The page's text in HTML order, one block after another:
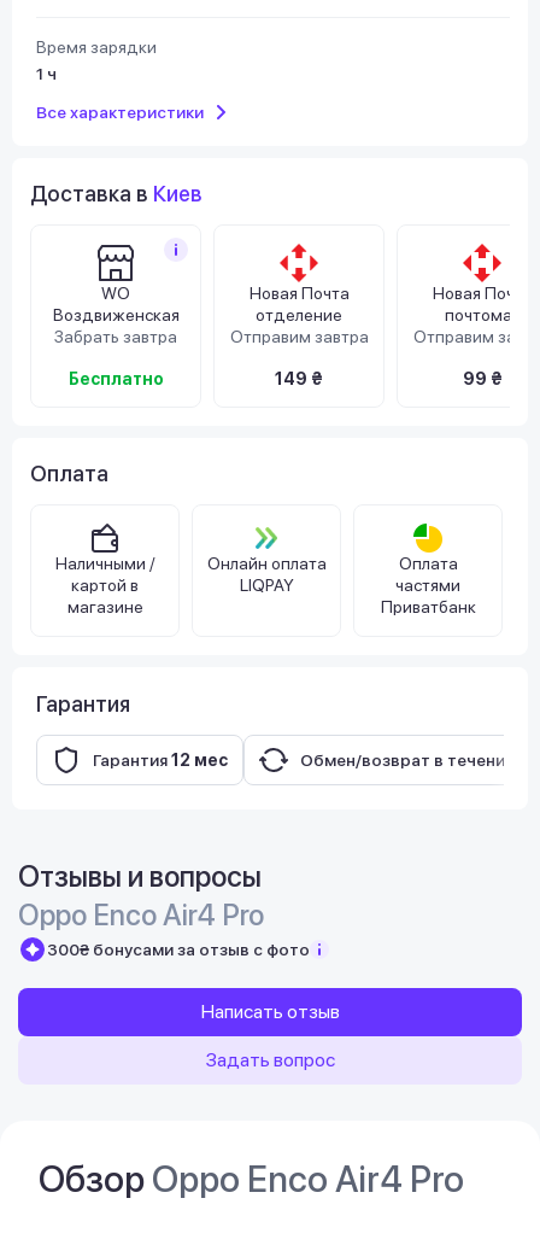
Время зарядки
1 ч
Все характеристики
Доставка в Киев
WO
Воздвиженская
Забрать завтра
Бесплатно
Новая Почта
отделение
Отправим завтра
149 ₴
Новая Почта
почтомат
Отправим
99 ₴
Оплата
Наличными /
картой в
магазине
Онлайн оплата
LIQPAY
Оплата
частями
Приватбанк
Гарантия
Гарантия12 мес Обмен/возврат в течение
Отзывы и вопросы
Oppo Enco Air4 Pro
300₴ бонусами за отзыв с фото
Написать отзыв
Задать вопрос
ОбзорOppo Enco Air4 Pro